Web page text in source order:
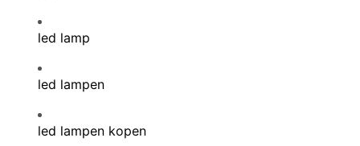
led lamp
led lampen
led lampen kopen